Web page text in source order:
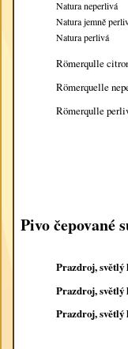
Natura neperlivá
Natura jemně
Natura perlivá
Römerqulle
Römerquelle
Römerqulle
Pivo čepované
Prazdroj, světlý
Prazdroj,
Prazdroj,